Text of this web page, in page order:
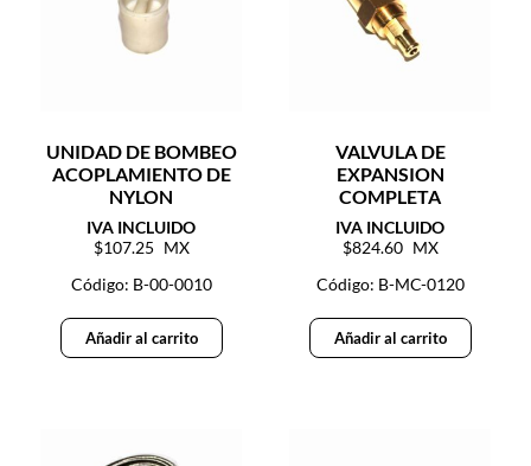
UNIDAD DE BOMBEO
ACOPLAMIENTO DE
NYLON
107.25
Código: B-00-0010
Añadir al carrito
VALVULA DE
EXPANSION
COMPLETA
824.60
Código: B-MC-0120
Añadir al carrito